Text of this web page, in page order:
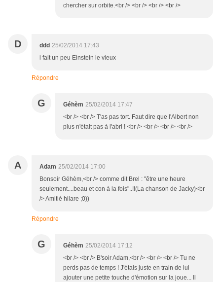
chercher sur orbite.<br /> <br /> <br /> <br />
D ddd 25/02/2014 17:43
i fait un peu Einstein le vieux
Répondre
G Géhèm 25/02/2014 17:47
<br /> <br /> T'as pas tort. Faut dire que l'Albert non
plus n'était pas à l'abri ! <br /> <br /> <br /> <br />
A Adam 25/02/2014 17:00
Bonsoir Géhèm,<br /> comme dit Brel : "être une heure
seulement....beau et con à la fois"..!!(La chanson de Jacky)<br
/> Amitié hilare ;0))
Répondre
G Géhèm 25/02/2014 17:12
<br /> <br /> B'soir Adam,<br /> <br /> <br /> Tu ne
perds pas de temps ! J'étais juste en train de lui
ajouter une petite touche d'émotion sur la joue... Il